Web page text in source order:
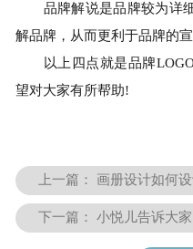
品牌解说是品牌较为详细
解品牌，从而更利于品牌的宣
以上四点就是品牌LOGO
望对大家有所帮助!
上一篇： 画册设计如何
下一篇： 小悦儿告诉大家